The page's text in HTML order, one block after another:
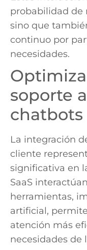
probabilidad de
sino que
continuo por
necesidades.
soporte
chatbots
La integración
cliente
significativa en
SaaS
herramientas,
artificial,
atención más
necesidades de